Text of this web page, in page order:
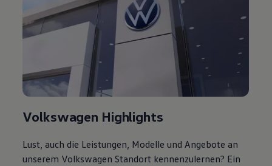
Volkswagen Highlights
Lust, auch die Leistungen, Modelle und Angebote an
unserem Volkswagen Standort kennenzulernen? Ein